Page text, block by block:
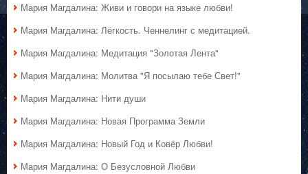
Мария Магдалина: Живи и говори на языке любви!
Мария Магдалина: Лёгкость. Ченнелинг с медитацией.
Мария Магдалина: Медитация "Золотая Лента"
Мария Магдалина: Молитва "Я посылаю тебе Свет!"
Мария Магдалина: Нити души
Мария Магдалина: Новая Программа Земли
Мария Магдалина: Новый Год и Ковёр Любви!
Мария Магдалина: О Безусловной Любви